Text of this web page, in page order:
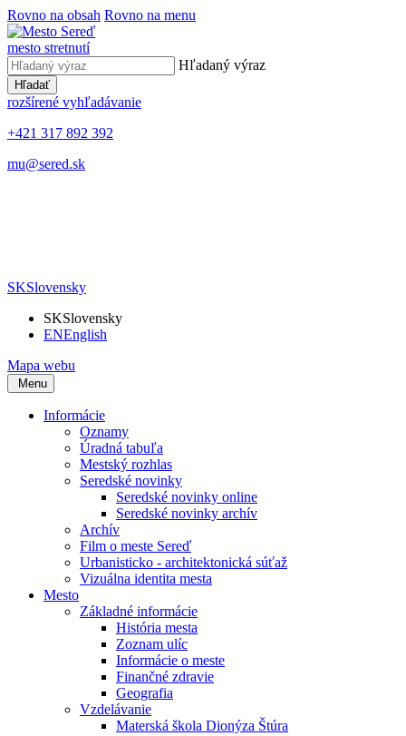
Rovno na obsah Rovno na menu
mesto stretnutí
Hľadaný výraz
Hľadať
rozšírené vyhľadávanie
+421 317 892 392
mu@sered.sk
SKSlovensky
SKSlovensky
ENEnglish
Mapa webu
Menu
Informácie
Oznamy
Úradná tabuľa
Mestský rozhlas
Seredské novinky
Seredské novinky online
Seredské novinky archív
Archív
Film o meste Sereď
Urbanisticko - architektonická súťaž
Vizuálna identita mesta
Mesto
Základné informácie
História mesta
Zoznam ulíc
Informácie o meste
Finančné zdravie
Geografia
Vzdelávanie
Materská škola Dionýza Štúra